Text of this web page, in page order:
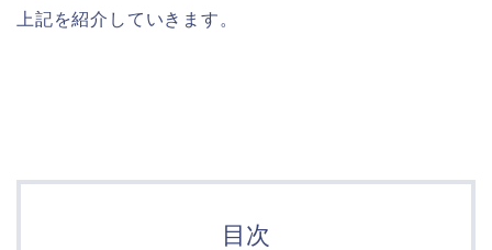
上記を紹介していきます。
目次